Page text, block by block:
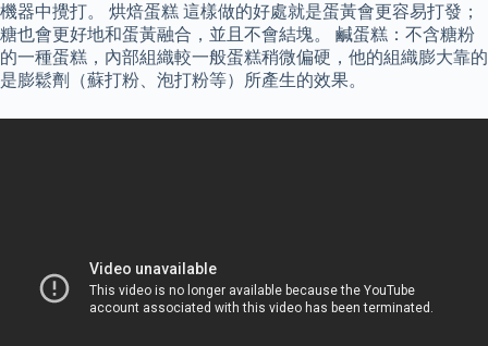
機器中攪打。 烘焙蛋糕 這樣做的好處就是蛋黃會更容易打發；
糖也會更好地和蛋黃融合，並且不會結塊。 鹹蛋糕：不含糖粉
的一種蛋糕，內部組織較一般蛋糕稍微偏硬，他的組織膨大靠的
是膨鬆劑（蘇打粉、泡打粉等）所產生的效果。